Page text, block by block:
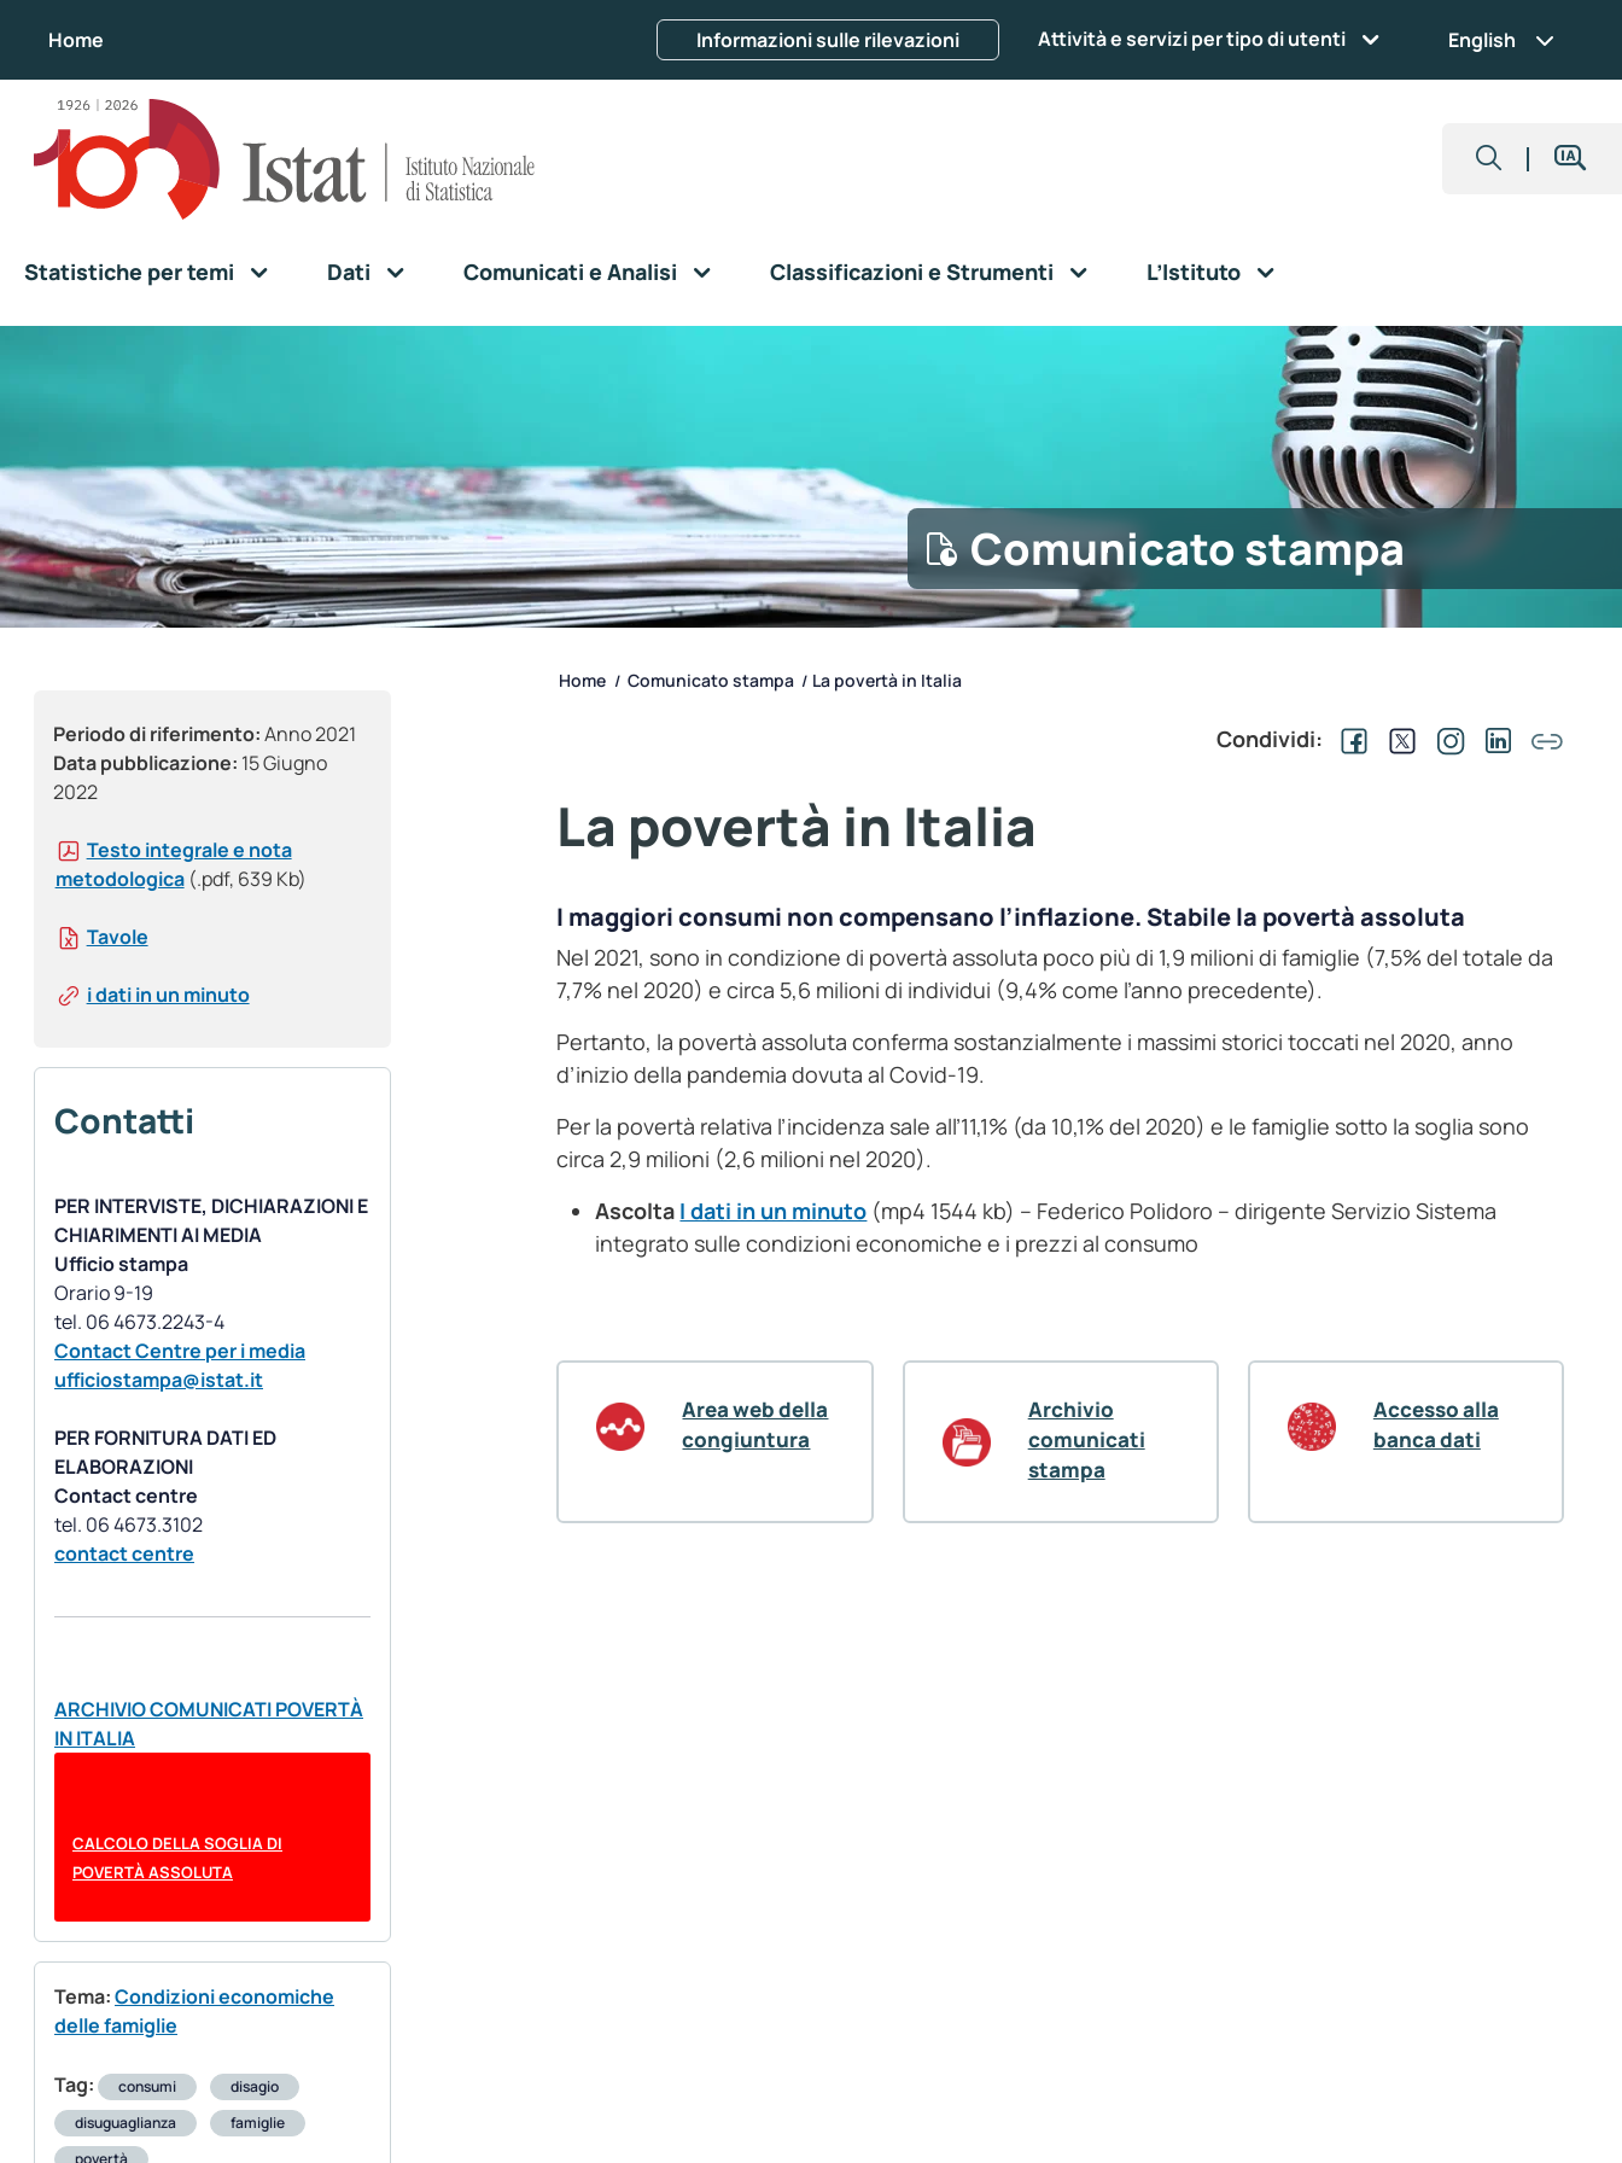
Home Informazioni sulle rilevazioni Attività e servizi per tipo di utenti English
Statistiche per temi Dati Comunicati e Analisi Classificazioni e Strumenti L’Istituto
Comunicato stampa
Periodo di riferimento:Anno 2021
Data pubblicazione: 15 Giugno
2022
Testo integrale e nota
metodologica (.pdf, 639 Kb)
Tavole
i dati in un minuto
Contatti
PER INTERVISTE, DICHIARAZIONI E
CHIARIMENTI AI MEDIA
Ufficio stampa
Orario 9-19
Contact Centre per i media
ufficiostampa@istat.it
PER FORNITURA DATI ED
ELABORAZIONI
Contact centre
contact centre
ARCHIVIO COMUNICATI POVERTÀ
IN ITALIA
CALCOLO DELLA SOGLIA DI
POVERTÀ ASSOLUTA
Tema:Condizioni economiche
delle famiglie
Tag: consumi
disagio
disuguaglianza
famiglie
Home / Comunicato stampa / La povertà in Italia
Condividi:
La povertà in Italia
I maggiori consumi non compensano l’inflazione. Stabile la povertà assoluta
Nel 2021, sono in condizione di povertà assoluta poco più di 1,9 milioni di famiglie (7,5% del totale da
7,7% nel 2020) e circa 5,6 milioni di individui (9,4% come l’anno precedente).
Pertanto, la povertà assoluta conferma sostanzialmente i massimi storici toccati nel 2020, anno
d’inizio della pandemia dovuta al Covid-19.
Per la povertà relativa l’incidenza sale all’11,1% (da 10,1% del 2020) e le famiglie sotto la soglia sono
circa 2,9 milioni (2,6 milioni nel 2020).
Ascolta I dati in un minuto (mp4 1544 kb) – Federico Polidoro – dirigente Servizio Sistema
integrato sulle condizioni economiche e i prezzi al consumo
Area web della
congiuntura
Archivio
comunicati
stampa
Accesso alla
banca dati